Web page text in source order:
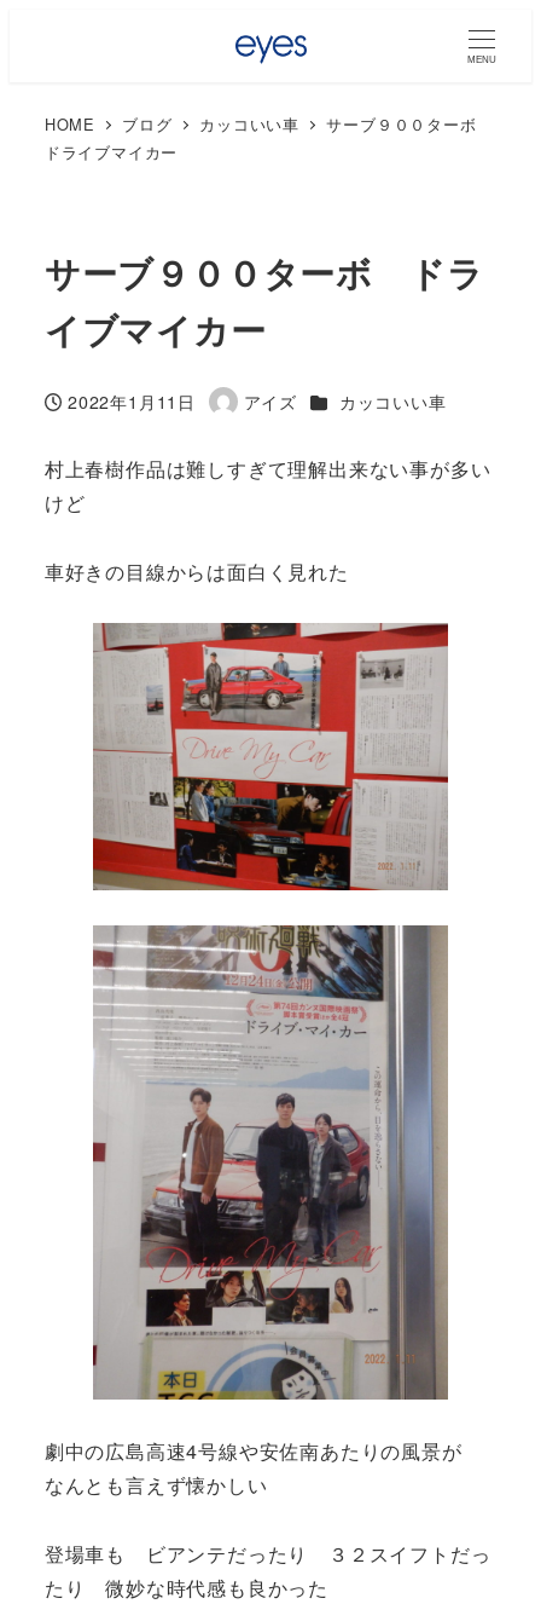
MENU
HOME ブログ カッコいい車
サーブ９００ターボ
ドライブマイカー
サーブ９００ターボ ドラ
イブマイカー
投稿日
2022年1月11日
著
アイズ カテゴリー
カッコいい車
村上春樹作品は難しすぎて理解出来ない事が多い
けど
車好きの目線からは面白く見れた
劇中の広島高速4号線や安佐南あたりの風景が
なんとも言えず懐かしい
登場車も ビアンテだったり ３２スイフトだっ
たり 微妙な時代感も良かった